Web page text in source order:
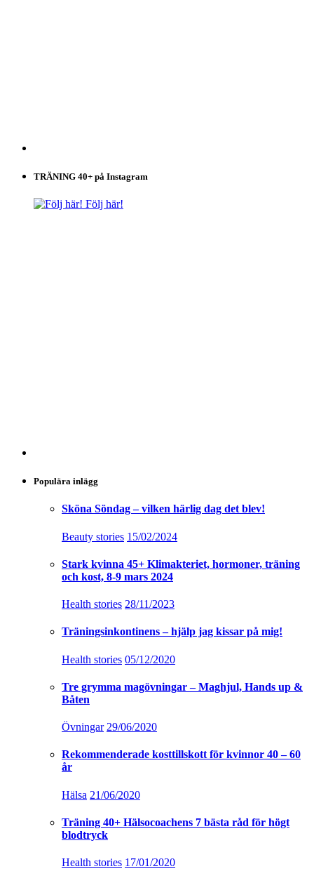
TRÄNING 40+ på Instagram
Följ här!
Populära inlägg
Sköna Söndag – vilken härlig dag det blev!
Beauty stories 15/02/2024
Stark kvinna 45+ Klimakteriet, hormoner, träning
och kost, 8-9 mars 2024
Health stories 28/11/2023
Träningsinkontinens – hjälp jag kissar på mig!
Health stories 05/12/2020
Tre grymma magövningar – Maghjul, Hands up &
Båten
Övningar 29/06/2020
Rekommenderade kosttillskott för kvinnor 40 – 60
år
Hälsa 21/06/2020
Träning 40+ Hälsocoachens 7 bästa råd för högt
blodtryck
Health stories 17/01/2020